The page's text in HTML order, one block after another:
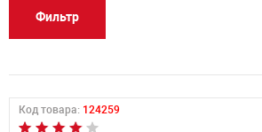
Фильтр
Код товара: 124259